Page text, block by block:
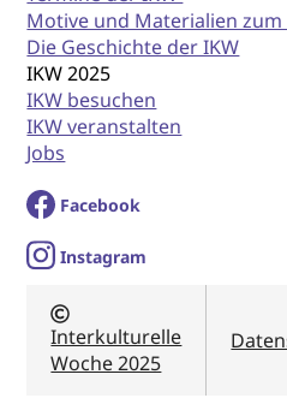
Motive und Materialien
Die Geschichte der IKW
IKW 2025
IKW besuchen
IKW veranstalten
Jobs
Facebook
Instagram
Interkulturelle
Woche 2025